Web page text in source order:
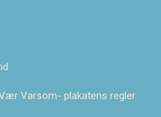
Varsom- plakatens regler